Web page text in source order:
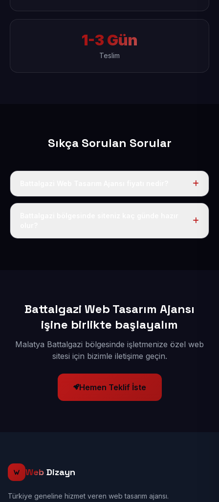
1-3 Gün
Teslim
Sıkça Sorulan Sorular
Tek fiyat uygulanır: yıllık 50 USD + KDV. Bu bedele alan
Battalgazi Web Tasarım Ajansı
işine birlikte başlayalım
Malatya Battalgazi bölgesinde işletmenize özel web
sitesi için bizimle iletişime geçin.
Hemen Teklif İste
Web Dizayn
Türkiye geneline hizmet veren web tasarım ajansı.